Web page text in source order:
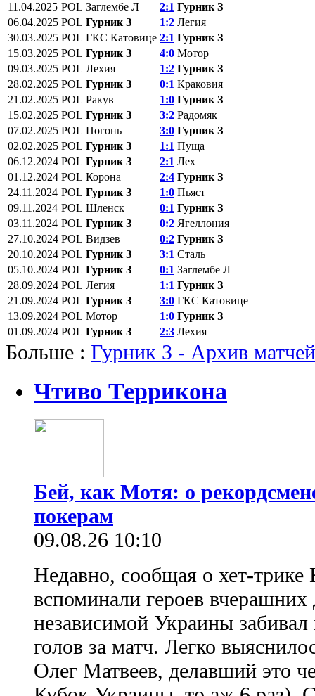
11.04.2025 POL Заглембе Л 2:1 Гурник З
06.04.2025 POL Гурник З 1:2 Легия
30.03.2025 POL ГКС Катовице 2:1 Гурник З
15.03.2025 POL Гурник З 4:0 Мотор
09.03.2025 POL Лехия 1:2 Гурник З
28.02.2025 POL Гурник З 0:1 Краковия
21.02.2025 POL Ракув 1:0 Гурник З
15.02.2025 POL Гурник З 3:2 Радомяк
07.02.2025 POL Погонь 3:0 Гурник З
02.02.2025 POL Гурник З 1:1 Пуща
06.12.2024 POL Гурник З 2:1 Лех
01.12.2024 POL Корона 2:4 Гурник З
24.11.2024 POL Гурник З 1:0 Пьяст
09.11.2024 POL Шленск 0:1 Гурник З
03.11.2024 POL Гурник З 0:2 Ягеллония
27.10.2024 POL Видзев 0:2 Гурник З
20.10.2024 POL Гурник З 3:1 Сталь
05.10.2024 POL Гурник З 0:1 Заглембе Л
28.09.2024 POL Легия 1:1 Гурник З
21.09.2024 POL Гурник З 3:0 ГКС Катовице
13.09.2024 POL Мотор 1:0 Гурник З
01.09.2024 POL Гурник З 2:3 Лехия
Больше : Гурник З - Архив матчей
Чтиво Террикона
Бей, как Мотя: о
покерам
09.08.26 10:10
Недавно, сообщая о хет-
вспоминали героев
независимой Украины
голов за матч. Легко
Олег Матвеев, делавший это